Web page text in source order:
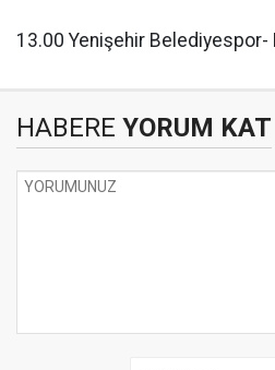
13.00 Yenişehir
HABERE YORUM KAT